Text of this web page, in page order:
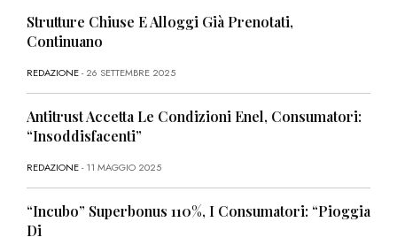
Strutture Chiuse E Alloggi Già Prenotati,
Continuano
REDAZIONE- 26 SETTEMBRE 2025
Antitrust Accetta Le Condizioni Enel, Consumatori:
“Insoddisfacenti”
REDAZIONE- 11 MAGGIO 2025
“Incubo” Superbonus 110%, I Consumatori: “Pioggia
Di